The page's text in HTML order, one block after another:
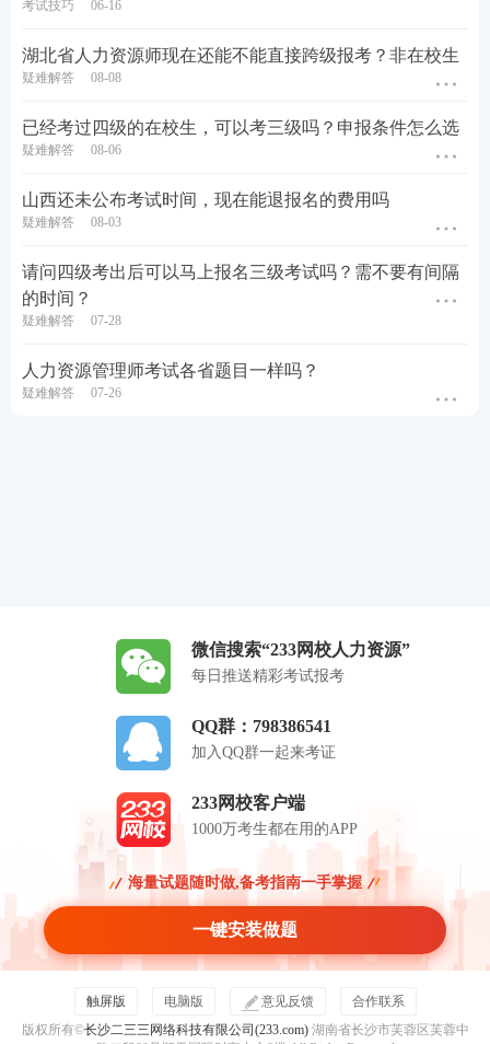
考试技巧 06-16
湖北省人力资源师现在还能不能直接跨级报考？非在校生
疑难解答 08-08
已经考过四级的在校生，可以考三级吗？申报条件怎么选
疑难解答 08-06
山西还未公布考试时间，现在能退报名的费用吗
疑难解答 08-03
请问四级考出后可以马上报名三级考试吗？需不要有间隔
的时间？
疑难解答 07-28
人力资源管理师考试各省题目一样吗？
疑难解答 07-26
微信搜索“233网校人力资源”
每日推送精彩考试报考
QQ群：798386541
加入QQ群一起来考证
233网校客户端
1000万考生都在用的APP
海量试题随时做,备考指南一手掌握
一键安装做题
触屏版 电脑版 意见反馈
合作联系
版权所有©长沙二三三网络科技有限公司(233.com)湖南省长沙市芙蓉区芙蓉中